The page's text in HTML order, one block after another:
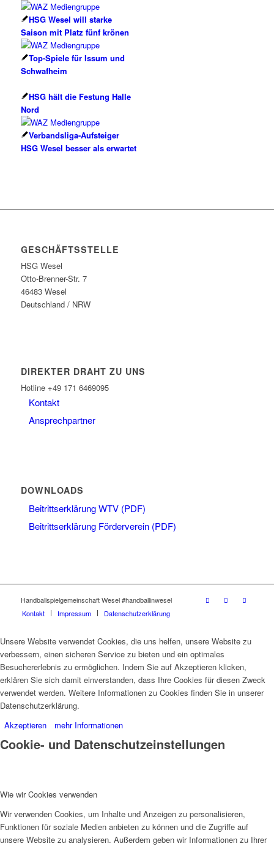
HSG Wesel will starke
Saison mit Platz fünf krönen
Top-Spiele für Issum und
Schwafheim
HSG hält die Festung Halle
Nord
Verbandsliga-Aufsteiger
HSG Wesel besser als erwartet
GESCHÄFTSSTELLE
HSG Wesel
Otto-Brenner-Str. 7
46483 Wesel
Deutschland / NRW
DIREKTER DRAHT ZU UNS
Hotline +49 171 6469095
Kontakt
Ansprechpartner
DOWNLOADS
Beitrittserklärung WTV (PDF)
Beitrittserklärung Förderverein (PDF)
Handballspielgemeinschaft Wesel #handballinwesel
Kontakt
Impressum Datenschutzerklärung
Unsere Website verwendet Cookies, die uns helfen, unsere Website zu
verbessern, einen sicheren Service zu bieten und ein optimales
Besuchererlebnis zu ermöglichen. Indem Sie auf Akzeptieren klicken,
erklären Sie sich damit einverstanden, dass Ihre Cookies für diesen Zweck
verwendet werden. Weitere Informationen zu Cookies finden Sie in unserer
Datenschutzerklärung.
Akzeptieren
mehr Informationen
Cookie- und Datenschutzeinstellungen
Wie wir Cookies verwenden
Wir verwenden Cookies, um Inhalte und Anzeigen zu personalisieren,
Funktionen für soziale Medien anbieten zu können und die Zugriffe auf
unsere Website zu analysieren. Außerdem geben wir Informationen zu Ihrer